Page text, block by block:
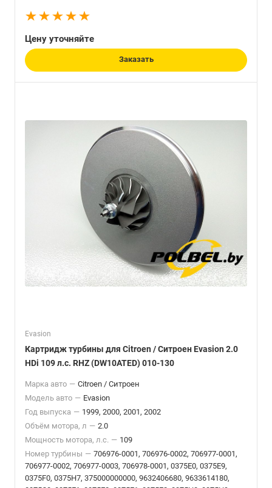
Цену уточняйте
Заказать
Evasion
Картридж турбины для Citroen / Ситроен Evasion 2.0
HDi 109 л.с. RHZ (DW10ATED) 010-130
Марка авто — Citroen / Ситроен
Модель авто — Evasion
Год выпуска — 1999, 2000, 2001, 2002
Объём мотора, л — 2.0
Мощность мотора, л.с. — 109
Номер турбины — 706976-0001, 706976-0002, 706977-0001,
706977-0002, 706977-0003, 706978-0001, 0375E0, 0375E9,
0375F0, 0375H7, 375000000000, 9632406680, 9633614180,